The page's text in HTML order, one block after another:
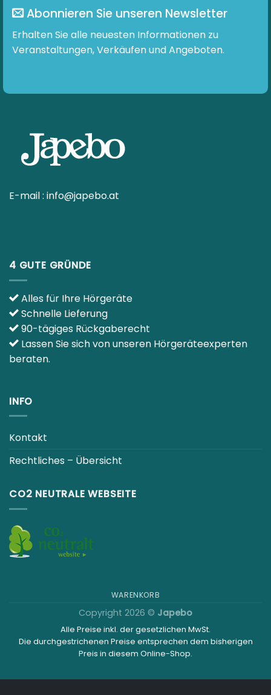
90-tägiges Rückgaberecht
Lassen Sie sich von unseren Hörgeräteexperten
beraten.
Rechtliches – Übersicht
CO2 NEUTRALE WEBSEITE
diesem Online-Shop.